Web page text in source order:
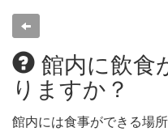
館内に飲食
りますか？
館内には食事ができる場所